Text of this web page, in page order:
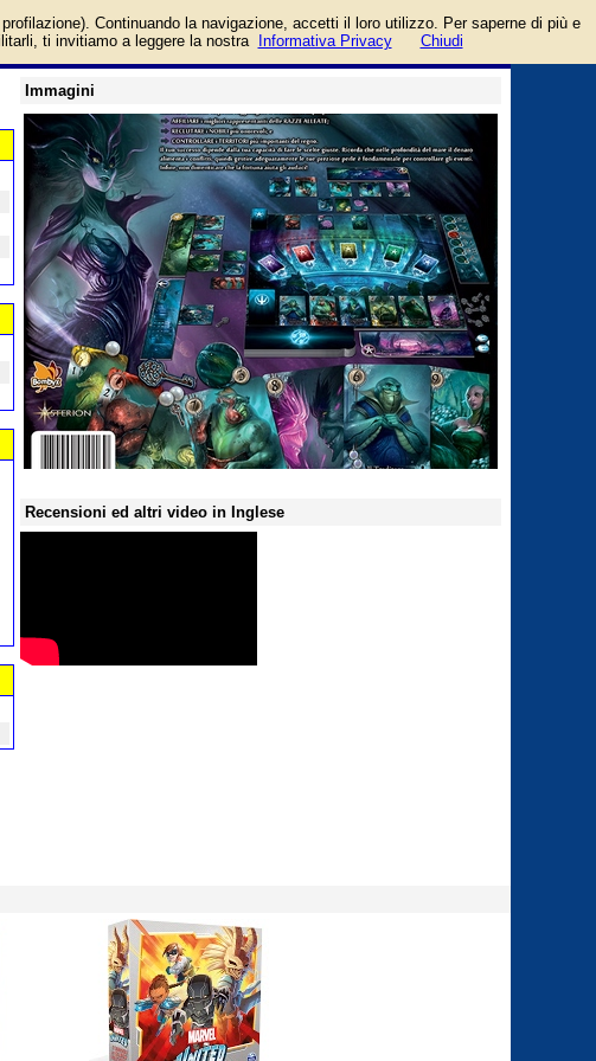
guida
Immagini
Recensioni ed altri video in Inglese
Continuando la navigazione, accetti il loro utilizzo. Per saperne di più e
ti invitiamo a leggere la nostra
Informativa Privacy Chiudi